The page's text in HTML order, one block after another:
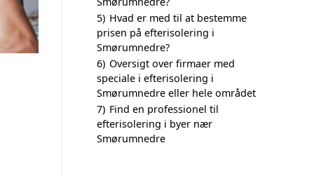
5) Hvad er med til at bestemme
prisen på efterisolering i
Smørumnedre?
6) Oversigt over firmaer med
speciale i efterisolering i
Smørumnedre eller hele området
7) Find en professionel til
efterisolering i byer nær
Smørumnedre